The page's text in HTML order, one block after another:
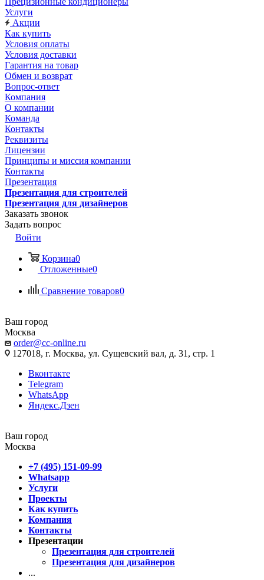
Услуги
Акции
Как купить
Условия оплаты
Условия доставки
Гарантия на товар
Обмен и возврат
Вопрос-ответ
Компания
О компании
Команда
Контакты
Реквизиты
Лицензии
Принципы и миссия компании
Контакты
Презентация
Презентация для строителей
Презентация для дизайнеров
Заказать звонок
Задать вопрос
Войти
Корзина0
Отложенные0
Сравнение товаров0
Ваш город
Москва
order@cc-online.ru
127018, г. Москва, ул. Сущевский вал, д. 31, стр. 1
Вконтакте
Telegram
WhatsApp
Яндекс.Дзен
Ваш город
Москва
+7 (495) 151-09-99
Whatsapp
Услуги
Проекты
Как купить
Компания
Контакты
Презентации
Презентация для строителей
Презентация для дизайнеров
...